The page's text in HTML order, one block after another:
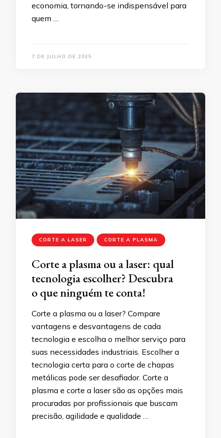
economia, tornando-se indispensável para
quem …
7 DE JULHO DE 2025
CORTE A LASER CORTE A PLASMA
Corte a plasma ou a laser: qual
tecnologia escolher? Descubra
o que ninguém te conta!
Corte a plasma ou a laser? Compare
vantagens e desvantagens de cada
tecnologia e escolha o melhor serviço para
suas necessidades industriais. Escolher a
tecnologia certa para o corte de chapas
metálicas pode ser desafiador. Corte a
plasma e corte a laser são as opções mais
procuradas por profissionais que buscam
precisão, agilidade e qualidade …